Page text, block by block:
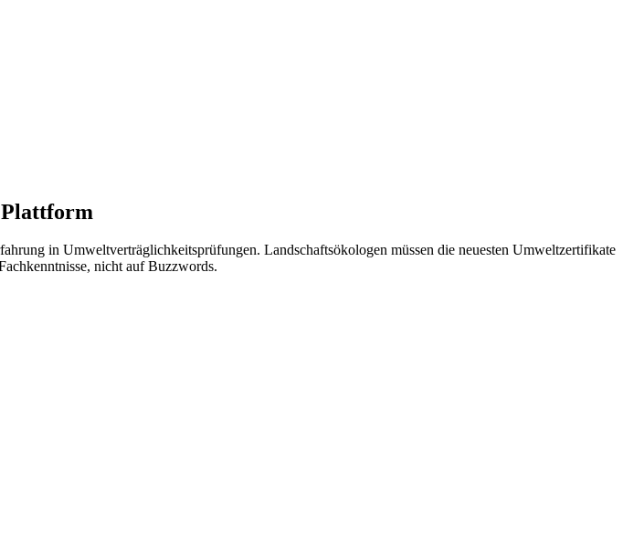
in Umweltverträglichkeitsprüfungen. Landschaftsökologen müssen die neuesten Umweltzertifikate
nicht auf Buzzwords.